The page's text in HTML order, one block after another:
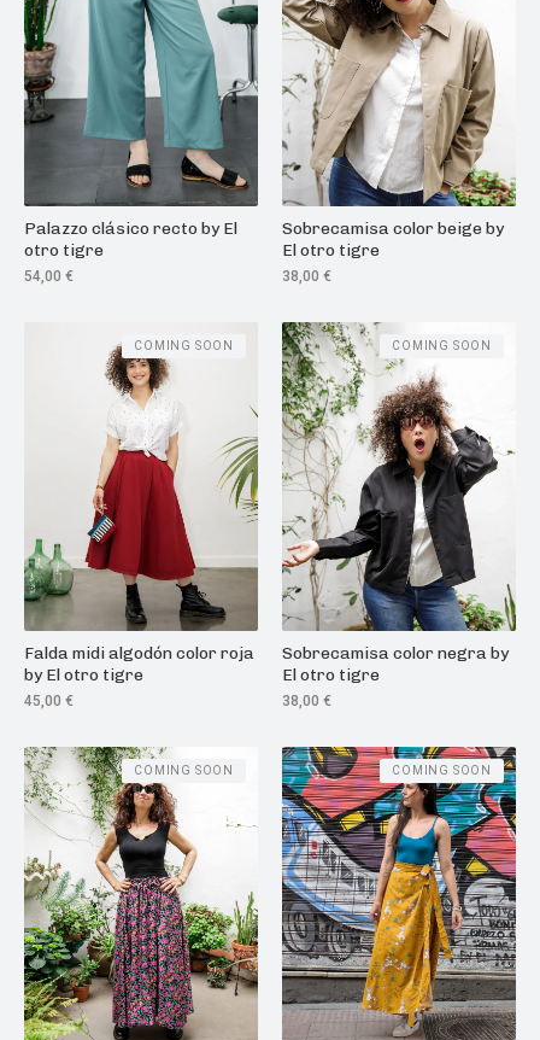
Palazzo clásico recto by El
otro tigre
54,00 €
Sobrecamisa color beige by
El otro tigre
38,00 €
Falda midi algodón color roja
by El otro tigre
45,00 €
COMING SOON
Sobrecamisa color negra by
El otro tigre
38,00 €
COMING SOON
COMING SOON COMING SOON